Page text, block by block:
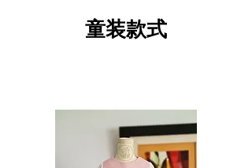
​童装款式